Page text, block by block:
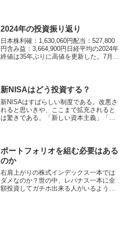
そうで楽しみにして...
2024年の投資振り返り
日本株利確：1,630,060円配当：527,800
円含み益：3,664,900円日経平均の2024年
終値は35年ぶりに高値を更新した。7月に
新NISAはどう投資する？
新NISAはすばらしい制度である。改悪さ
れると思いきや、ここまで拡充されると
は驚きである。「新しい資本主義」「イ
はや何も言うまい...
ポートフォリオを組む必要はある
のか
右肩上がりの株式インデックス一本では
ダメなのか？世の中、レバナス一本に全
額投資してガチホ出来る人がいるよう